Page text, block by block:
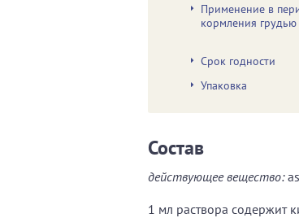
Применение в
кормления грудью
Срок годности
Упаковка
Состав
действующее вещество:
1 мл раствора содержит